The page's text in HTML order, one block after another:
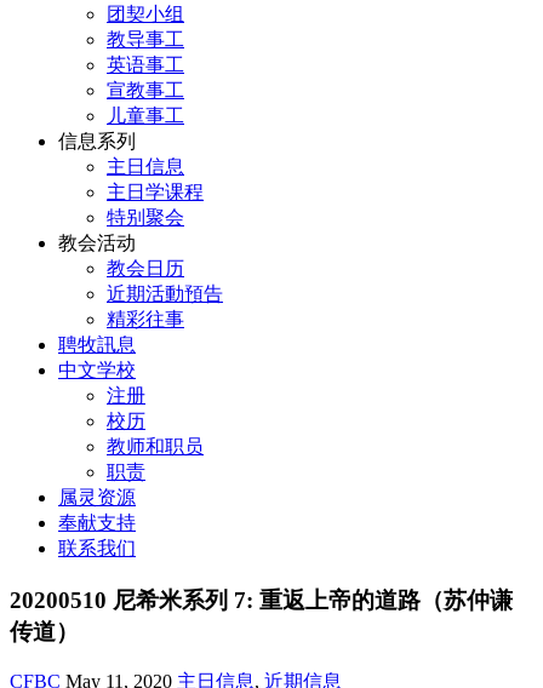
团契小组
教导事工
英语事工
宣教事工
儿童事工
信息系列
主日信息
主日学课程
特别聚会
教会活动
教会日历
近期活動預告
精彩往事
聘牧訊息
中文学校
注册
校历
教师和职员
职责
属灵资源
奉献支持
联系我们
20200510 尼希米系列 7: 重返上帝的道路（苏仲谦
传道）
CFBC May 11, 2020 主日信息, 近期信息